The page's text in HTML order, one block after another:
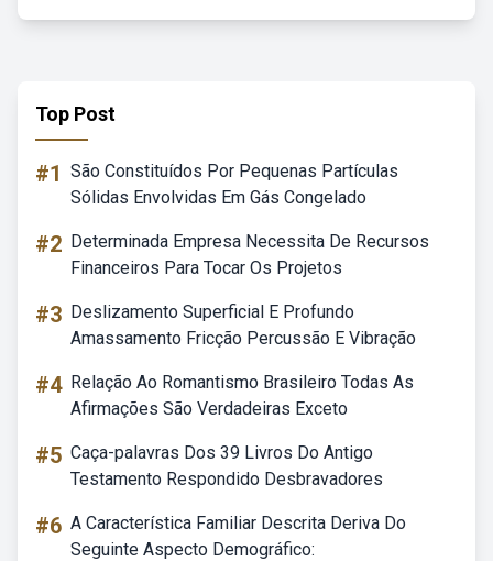
Top Post
#1 São Constituídos Por Pequenas Partículas
Sólidas Envolvidas Em Gás Congelado
#2 Determinada Empresa Necessita De Recursos
Financeiros Para Tocar Os Projetos
#3 Deslizamento Superficial E Profundo
Amassamento Fricção Percussão E Vibração
#4 Relação Ao Romantismo Brasileiro Todas As
Afirmações São Verdadeiras Exceto
#5 Caça-palavras Dos 39 Livros Do Antigo
Testamento Respondido Desbravadores
#6 A Característica Familiar Descrita Deriva Do
Seguinte Aspecto Demográfico: